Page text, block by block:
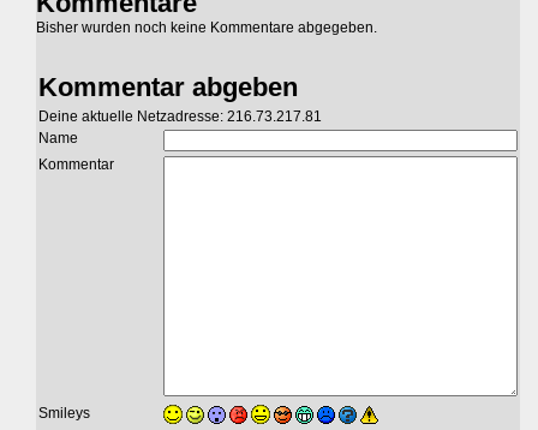
Bisher wurden noch keine Kommentare abgegeben.
Kommentar abgeben
Deine aktuelle Netzadresse: 216.73.217.81
Name
Kommentar
Smileys